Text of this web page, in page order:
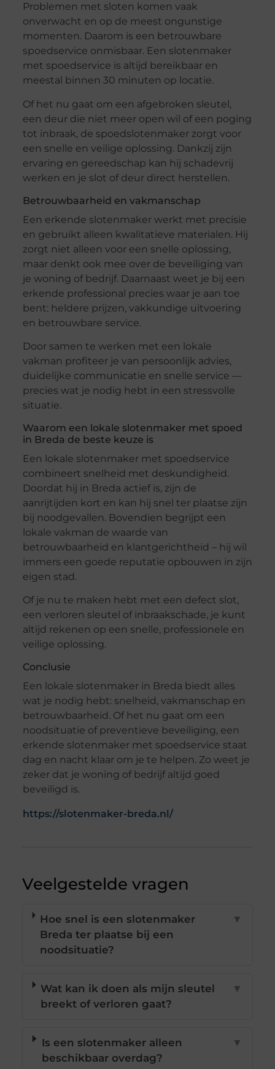
Problemen met sloten komen vaak
onverwacht en op de meest ongunstige
momenten. Daarom is een betrouwbare
spoedservice onmisbaar. Een slotenmaker
met spoedservice is altijd bereikbaar en
meestal binnen 30 minuten op locatie.
Of het nu gaat om een afgebroken sleutel,
een deur die niet meer open wil of een poging
tot inbraak, de spoedslotenmaker zorgt voor
een snelle en veilige oplossing. Dankzij zijn
ervaring en gereedschap kan hij schadevrij
werken en je slot of deur direct herstellen.
Betrouwbaarheid en vakmanschap
Een erkende slotenmaker werkt met precisie
en gebruikt alleen kwalitatieve materialen. Hij
zorgt niet alleen voor een snelle oplossing,
maar denkt ook mee over de beveiliging van
je woning of bedrijf. Daarnaast weet je bij een
erkende professional precies waar je aan toe
bent: heldere prijzen, vakkundige uitvoering
en betrouwbare service.
Door samen te werken met een lokale
vakman profiteer je van persoonlijk advies,
duidelijke communicatie en snelle service —
precies wat je nodig hebt in een stressvolle
situatie.
Waarom een lokale slotenmaker met spoed
in Breda de beste keuze is
Een lokale slotenmaker met spoedservice
combineert snelheid met deskundigheid.
Doordat hij in Breda actief is, zijn de
aanrijtijden kort en kan hij snel ter plaatse zijn
bij noodgevallen. Bovendien begrijpt een
lokale vakman de waarde van
betrouwbaarheid en klantgerichtheid – hij wil
immers een goede reputatie opbouwen in zijn
eigen stad.
Of je nu te maken hebt met een defect slot,
een verloren sleutel of inbraakschade, je kunt
altijd rekenen op een snelle, professionele en
veilige oplossing.
Conclusie
Een lokale slotenmaker in Breda biedt alles
wat je nodig hebt: snelheid, vakmanschap en
betrouwbaarheid. Of het nu gaat om een
noodsituatie of preventieve beveiliging, een
erkende slotenmaker met spoedservice staat
dag en nacht klaar om je te helpen. Zo weet je
zeker dat je woning of bedrijf altijd goed
beveiligd is.
https://slotenmaker-breda.nl/
Veelgestelde vragen
Hoe snel is een slotenmaker
Breda ter plaatse bij een
noodsituatie?
▼
Wat kan ik doen als mijn sleutel
breekt of verloren gaat?
▼
Is een slotenmaker alleen
beschikbaar overdag?
▼